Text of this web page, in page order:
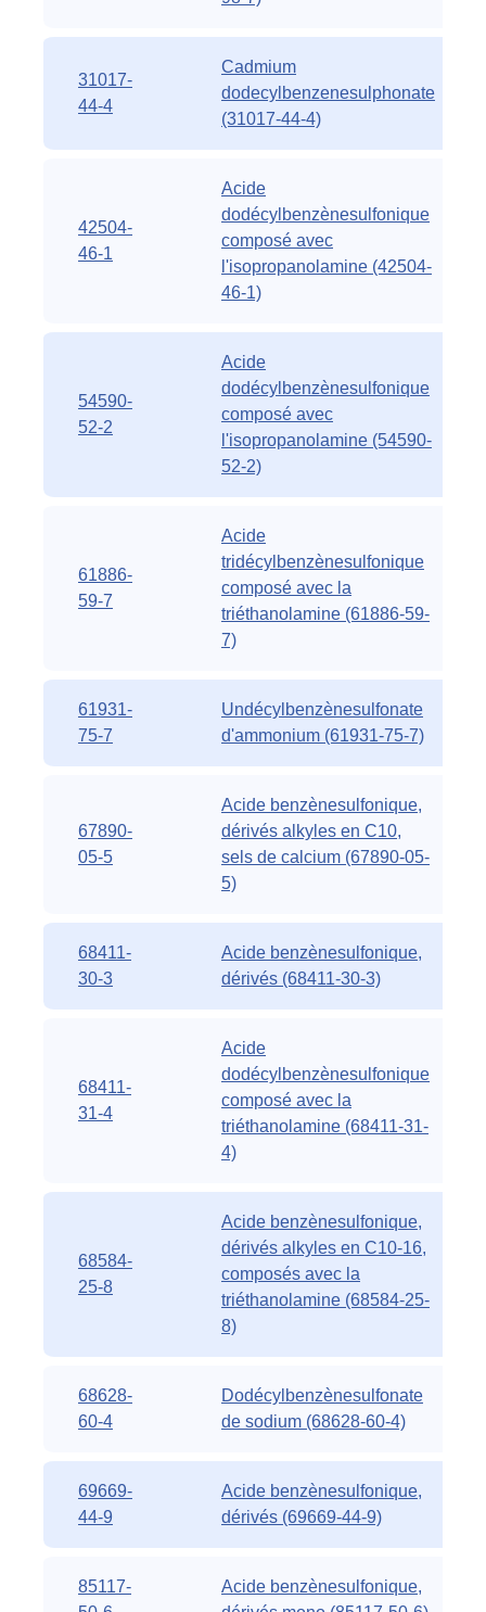
31017-
44-4
Cadmium
dodecylbenzenesulphonate
(31017-44-4)
42504-
46-1
Acide
dodécylbenzènesulfonique
composé avec
l'isopropanolamine (42504-
46-1)
54590-
52-2
Acide
dodécylbenzènesulfonique
composé avec
l'isopropanolamine (54590-
52-2)
61886-
59-7
Acide
tridécylbenzènesulfonique
composé avec la
triéthanolamine (61886-59-
7)
61931-
75-7
Undécylbenzènesulfonate
d'ammonium (61931-75-7)
67890-
05-5
Acide benzènesulfonique,
dérivés alkyles en C10,
sels de calcium (67890-05-
5)
68411-
30-3
Acide benzènesulfonique,
dérivés (68411-30-3)
68411-
31-4
Acide
dodécylbenzènesulfonique
composé avec la
triéthanolamine (68411-31-
4)
68584-
25-8
Acide benzènesulfonique,
dérivés alkyles en C10-16,
composés avec la
triéthanolamine (68584-25-
8)
68628-
60-4
Dodécylbenzènesulfonate
de sodium (68628-60-4)
69669-
44-9
Acide benzènesulfonique,
dérivés (69669-44-9)
85117-
Acide benzènesulfonique,